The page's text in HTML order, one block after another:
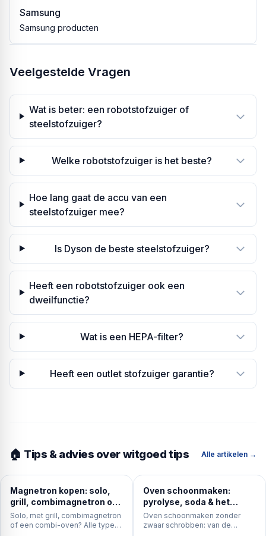
Samsung
Samsung producten
Veelgestelde Vragen
Wat is beter: een robotstofzuiger of
steelstofzuiger?
Welke robotstofzuiger is het beste?
Hoe lang gaat de accu van een
steelstofzuiger mee?
Is Dyson de beste steelstofzuiger?
Heeft een robotstofzuiger ook een
dweilfunctie?
Wat is een HEPA-filter?
Heeft een outlet stofzuiger garantie?
🏠 Tips & advies over witgoed tips Alle artikelen →
Magnetron kopen: solo,
grill, combimagnetron of
combi-oven?
Solo, met grill, combimagnetron
of een combi-oven? Alle typen
Oven schoonmaken:
pyrolyse, soda & het
ovenglas (complete gids)
Oven schoonmaken zonder
zwaar schrobben: van de